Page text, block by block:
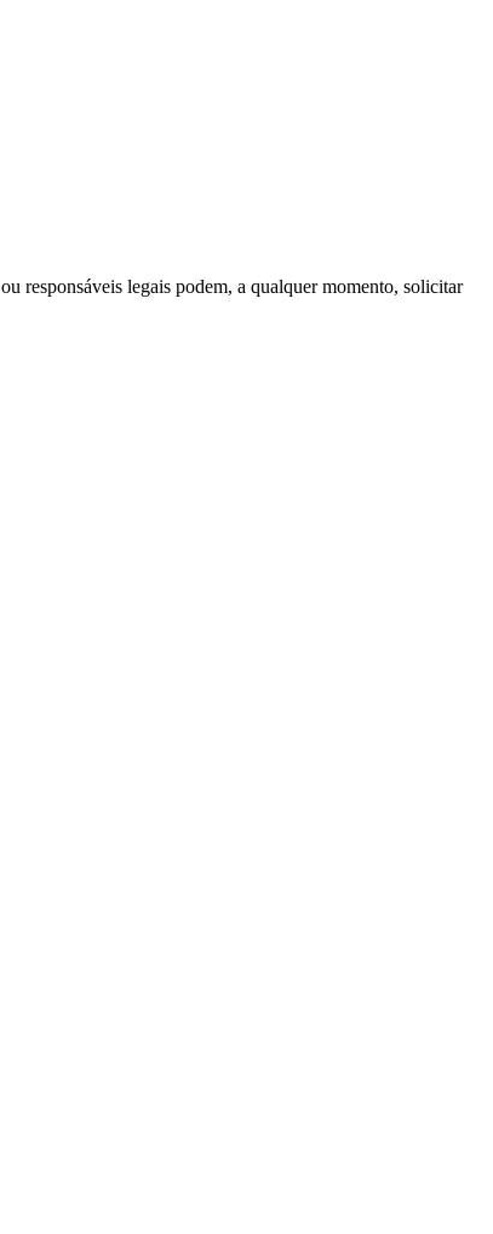
responsáveis legais podem, a qualquer momento, solicitar